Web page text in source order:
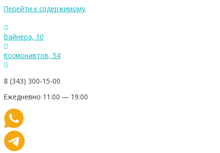
Перейти к содержимому
Вайнера, 10
Космонавтов, 54
8 (343) 300-15-00
Ежедневно 11:00 — 19:00